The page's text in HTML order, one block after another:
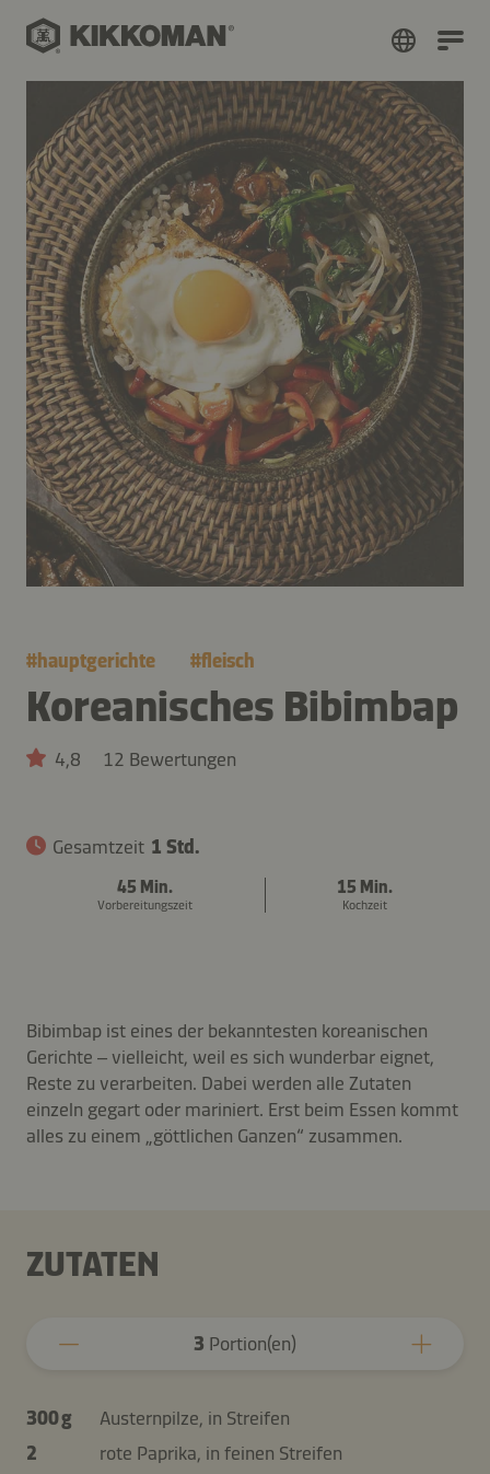
#hauptgerichte #fleisch
Koreanisches Bibimbap
4,8 12 Bewertungen
Gesamtzeit 1 Std.
45 Min.
Vorbereitungszeit
15 Min.
Kochzeit
Bibimbap ist eines der bekanntesten koreanischen
Gerichte – vielleicht, weil es sich wunderbar eignet,
Reste zu verarbeiten. Dabei werden alle Zutaten
einzeln gegart oder mariniert. Erst beim Essen kommt
alles zu einem „göttlichen Ganzen“ zusammen.
ZUTATEN
3 Portion(en)
300 g
Austernpilze, in Streifen
2
rote Paprika, in feinen Streifen